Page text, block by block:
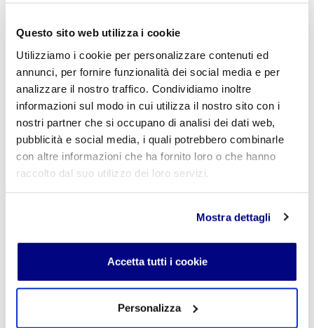
Questo sito web utilizza i cookie
Utilizziamo i cookie per personalizzare contenuti ed
annunci, per fornire funzionalità dei social media e per
analizzare il nostro traffico. Condividiamo inoltre
informazioni sul modo in cui utilizza il nostro sito con i
nostri partner che si occupano di analisi dei dati web,
pubblicità e social media, i quali potrebbero combinarle
con altre informazioni che ha fornito loro o che hanno
raccolto dal suo utilizzo dei loro servizi.
Mostra dettagli
Accetta tutti i cookie
Personalizza
« Indietro
Istituto Paritario S. Freud – Scuola Privata Milano – Scuola
paritaria: Istituto Tecnico Informatico, Istituto Tecnico
Turismo, Liceo delle Scienze Umane e Liceo Scientifico
Via Accademia, 26/29 Milano – Viale Fulvio Testi, 7 Milano – Tel.
02.29409829–www.istitutofreud.it
Scuola Superiore Paritaria Milano
Scuola Privata Informatica
Milano
Scuola Privata Turismo Milano -Liceo delle Scienze Umane
info@istitutofreud.it
Lascia un commento
obbligatori sono contrassegnati con